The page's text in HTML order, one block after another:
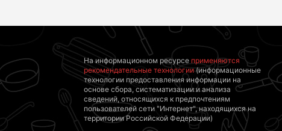
На информационном ресурсе применяются
рекомендательные технологии(информационные
технологии предоставления информации на
основе сбора, систематизации и анализа
сведений, относящихся к предпочтениям
пользователей сети "Интернет", находящихся на
территории Российской Федерации)